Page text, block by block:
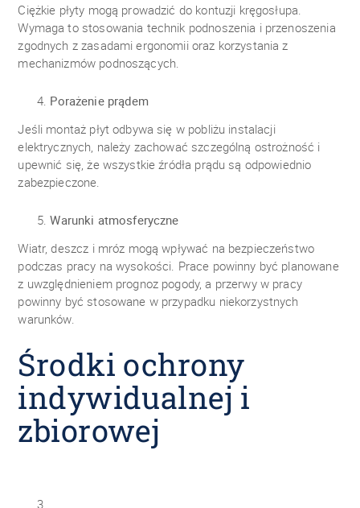
Ciężkie płyty mogą prowadzić do kontuzji kręgosłupa.
Wymaga to stosowania technik podnoszenia i przenoszenia
zgodnych z zasadami ergonomii oraz korzystania z
mechanizmów podnoszących.
Porażenie prądem
Jeśli montaż płyt odbywa się w pobliżu instalacji
elektrycznych, należy zachować szczególną ostrożność i
upewnić się, że wszystkie źródła prądu są odpowiednio
zabezpieczone.
Warunki atmosferyczne
Wiatr, deszcz i mróz mogą wpływać na bezpieczeństwo
podczas pracy na wysokości. Prace powinny być planowane
z uwzględnieniem prognoz pogody, a przerwy w pracy
powinny być stosowane w przypadku niekorzystnych
warunków.
Środki ochrony
indywidualnej i
zbiorowej